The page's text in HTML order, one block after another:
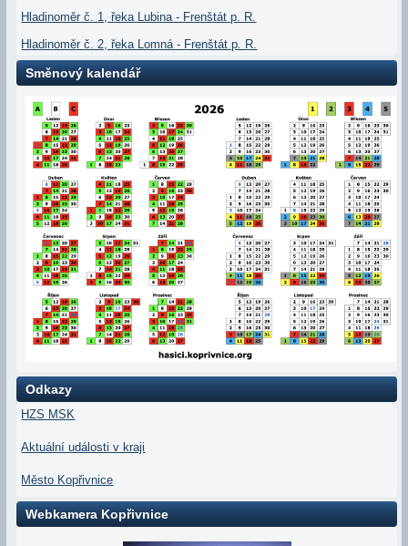
Hladinoměr č. 1, řeka Lubina - Frenštát p. R.
Hladinoměr č. 2, řeka Lomná - Frenštát p. R.
Směnový kalendář
Odkazy
HZS MSK
Aktuální události v kraji
Město Kopřivnice
Webkamera Kopřivnice